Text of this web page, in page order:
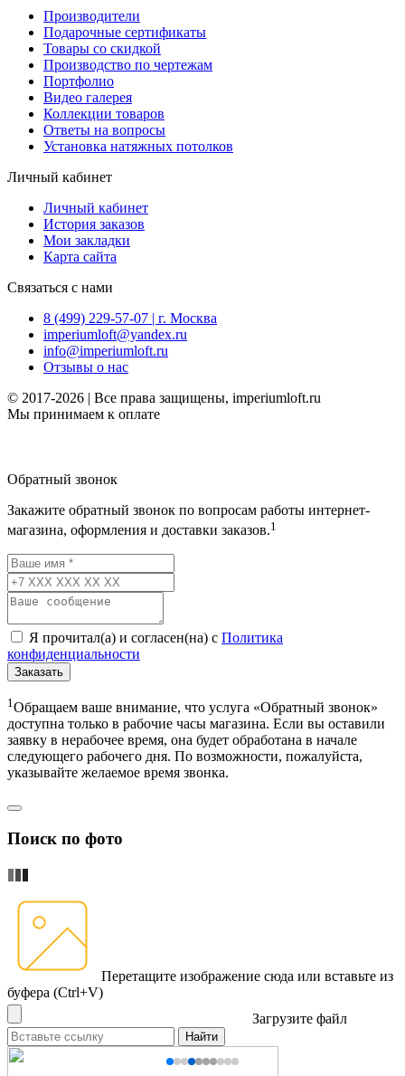
Производители
Подарочные сертификаты
Товары со скидкой
Производство по чертежам
Портфолио
Видео галерея
Коллекции товаров
Ответы на вопросы
Установка натяжных потолков
Личный кабинет
Личный кабинет
История заказов
Мои закладки
Карта сайта
Связаться с нами
8 (499) 229-57-07 | г. Москва
imperiumloft@yandex.ru
info@imperiumloft.ru
Отзывы о нас
© 2017-2026 | Все права защищены, imperiumloft.ru
Мы принимаем к оплате
Обратный звонок
Закажите обратный звонок по вопросам работы интернет-
магазина, оформления и доставки заказов.1
Я прочитал(а) и согласен(на) с Политика
конфиденциальности
Заказать
1 Обращаем ваше внимание, что услуга «Обратный звонок»
доступна только в рабочие часы магазина. Если вы оставили
заявку в нерабочее время, она будет обработана в начале
следующего рабочего дня. По возможности, пожалуйста,
указывайте желаемое время звонка.
Поиск по фото
Перетащите изображение сюда или вставьте из
буфера (Ctrl+V)
Загрузите файл
Найти